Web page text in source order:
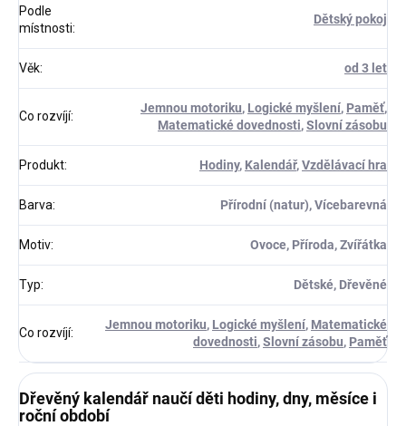
Podle
místnosti:
Dětský pokoj
Věk: od 3 let
Co rozvíjí:
Jemnou motoriku, Logické myšlení, Paměť,
Matematické dovednosti,Slovní zásobu
Produkt: Hodiny, Kalendář,Vzdělávací hra
Barva: Přírodní (natur), Vícebarevná
Motiv: Ovoce, Příroda, Zvířátka
Typ: Dětské, Dřevěné
Co rozvíjí:
Jemnou motoriku, Logické myšlení, Matematické
dovednosti,Slovní zásobu, Paměť
Dřevěný kalendář naučí děti hodiny, dny, měsíce i
roční období